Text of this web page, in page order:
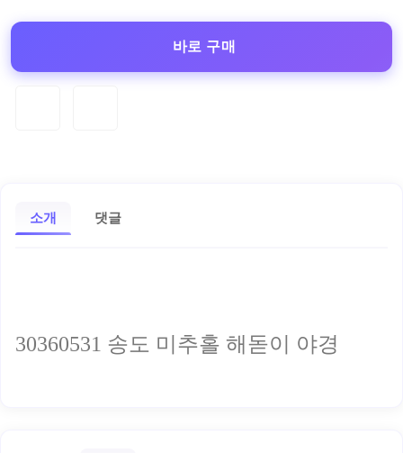
바로 구매
소개 댓글
30360531 송도 미추홀 해돋이 야경